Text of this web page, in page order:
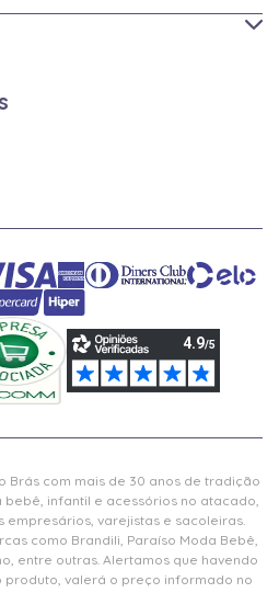
Brás com mais de 30 anos de tradição
infantil e acessórios no atacado,
varejistas e sacoleiras.
como Brandili, Paraíso Moda Bebê,
entre outras. Alertamos que havendo
valerá o preço informado no